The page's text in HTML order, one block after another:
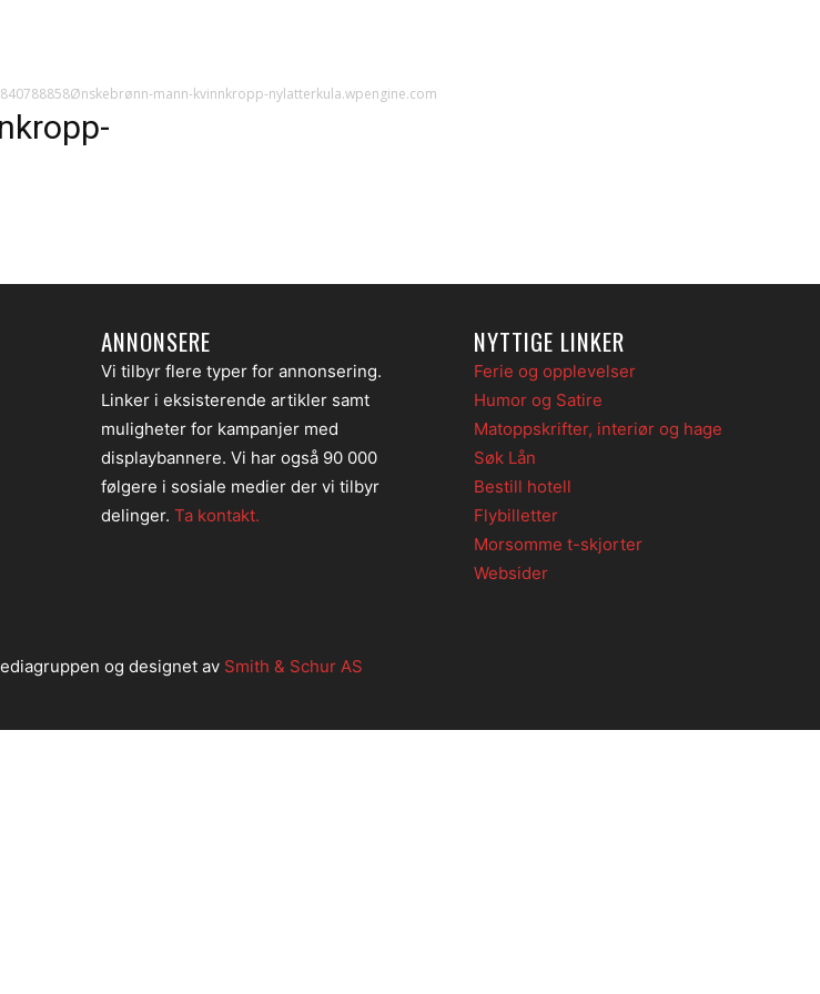
840788858Ønskebrønn-mann-kvinnkropp-nylatterkula.wpengine.com
ANNONSERE
Vi tilbyr flere typer for annonsering.
Linker i eksisterende artikler samt
muligheter for kampanjer med
displaybannere. Vi har også 90 000
følgere i sosiale medier der vi tilbyr
delinger. Ta kontakt.
NYTTIGE LINKER
Ferie og opplevelser
Humor og Satire
Matoppskrifter, interiør og hage
Søk Lån
Bestill hotell
Flybilletter
Morsomme t-skjorter
Websider
og designet av Smith & Schur AS